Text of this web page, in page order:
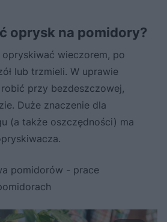
oprysk na pomidory?
wieczorem, po
lub trzmieli. W uprawie
przy bezdeszczowej,
Duże znaczenie dla
(a także oszczędności) ma
pomidorów - prace